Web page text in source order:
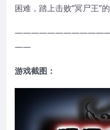
困难，踏上击败“冥尸王”的
——
游戏截图：